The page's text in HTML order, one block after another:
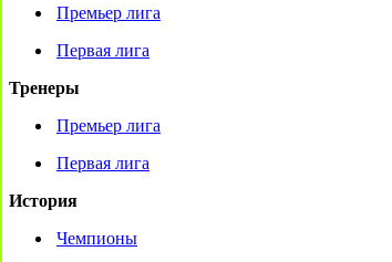
Премьер лига
Первая лига
Тренеры
Премьер лига
Первая лига
История
Чемпионы